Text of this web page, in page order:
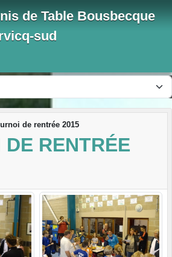
de Table Bousbecque
sud
de rentrée 2015
DE RENTRÉE
cookies